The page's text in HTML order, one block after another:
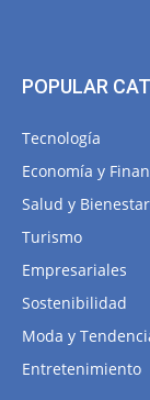
POPULAR
Tecnología
Economía y
Salud y Bienestar
Turismo
Empresariales
Sostenibilidad
Moda y
Entretenimiento